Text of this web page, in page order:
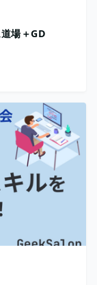
場＋GD